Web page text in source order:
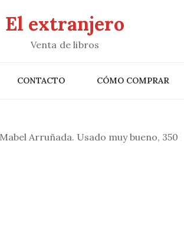
El extranjero
Venta de libros
CONTACTO CÓMO COMPRAR
Arruñada. Usado muy bueno, 350